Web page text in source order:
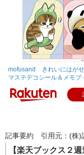
mofusand きれいにはが
マステデコシール＆メモ
記事要約 引用元：(株)
【楽天ブックス２